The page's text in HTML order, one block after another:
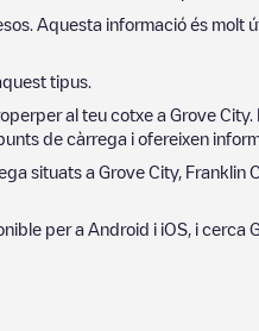
Aquesta informació és molt
tipus.
al teu cotxe a Grove City.
de càrrega i ofereixen
situats a Grove City, Franklin
per a Android i iOS, i cerca